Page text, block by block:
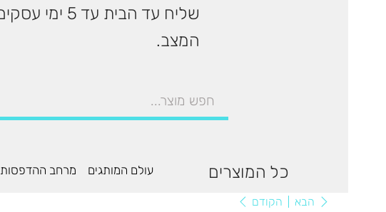
המצב.
עולם המותגים מרחב ההדפסות כל המוצרים
הקודם הבא